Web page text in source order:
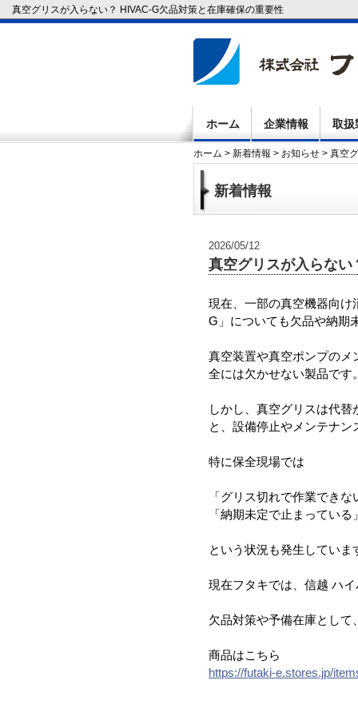
真空グリスが入らない？ HIVAC-G欠品対策と在庫確保の重要性
ホーム 企業情報 取扱
ホーム > 新着情報 > お知らせ > 真空
新着情報
2026/05/12
真空グリスが入らな
現在、一部の真空機器向け
G」についても欠品や納期
真空装置や真空ポンプのメ
全には欠かせない製品です。
しかし、真空グリスは代
と、設備停止やメンテナン
特に保全現場では
「グリス切れで作業できな
「納期未定で止まっている」
という状況も発生していま
現在フタキでは、信越 ハ
欠品対策や予備在庫として
商品はこちら
https://futaki-e.stores.jp/